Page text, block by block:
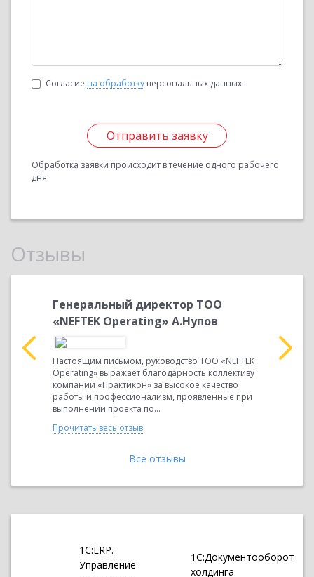
Согласие на обработку персональных данных
Отправить заявку
Обработка заявки происходит в течение одного рабочего
дня.
Отзывы
Генеральный директор ТОО
«NEFTEK Operating» А.Нупов
Настоящим письмом, руководство ТОО «NEFTEK
Operating» выражает благодарность коллективу
компании «Практикон» за высокое качество
работы и профессионализм, проявленные при
выполнении проекта по...
Прочитать весь отзыв
Все отзывы
1С:ERP.
Управление
1С:Документооборот
холдинга